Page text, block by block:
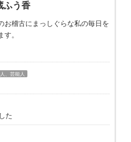
ふう香
お稽古にまっしぐらな私の毎日を
す。
、芸能人
た